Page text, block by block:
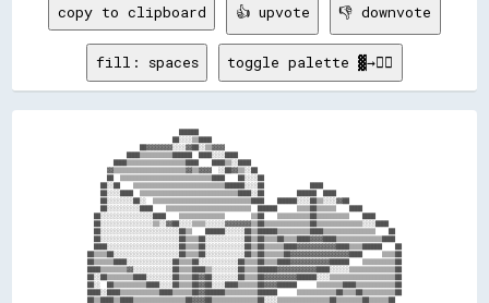
copy to clipboard 👍 upvote 👎 downvote
fill: spaces toggle palette ▓→✊🏽
                            ██████
                          ██░░░░▒▒████
                ██▓▓▓▓▓▓▓▓░░░░▓▓██░░▒▒▓▓▓▓
            ████▒▒▒▒▒▒▒▒▒▒██████  ████░░░░████
        ████▒▒▒▒▒▒▒▒▒▒▒▒▒▒▒▒▒▒████    ████▒▒░░████
      ▓▓▒▒▒▒▒▒▒▒▒▒▒▒▒▒▒▒▒▒▒▒▒▒▓▓▒▒▓▓▓▓  ░░██▓▓▒▒░░██
      ██  ▒▒▒▒▒▒▒▒▒▒▒▒▒▒▒▒▒▒▒▒▒▒▒▒▒▒▒▒████    ██░░░░██
    ██░░██    ▒▒▒▒▒▒▒▒▒▒▒▒▒▒▒▒▒▒▒▒▒▒▒▒▒▒▒▒██████░░░░██              ████
    ██░░░░████  ▒▒▒▒▒▒▒▒▒▒▒▒▒▒▒▒▒▒▒▒▒▒▒▒▒▒▒▒▒▒████░░██          ██████  ████
    ██░░░░░░░░██░░  ▒▒▒▒▒▒▒▒▒▒▒▒▒▒▒▒▒▒▒▒▒▒▒▒▒▒▒▒▒▒████    ██████░░░░██▒▒░░░░▓▓██
    ██░░░░░░░░░░████    ▒▒▒▒▒▒▒▒▒▒▒▒▒▒▒▒▒▒▒▒▒▒▒▒▒▒  ██████      ▒▒▒▒██▒▒▒▒▒▒    ████
  ██░░░░░░░░░░░░░░░░████    ▒▒▒▒▒▒▒▒▒▒▒▒▒▒        ▒▒██    ▒▒▒▒▒▒▒▒▒▒██▒▒▒▒▒▒▒▒▒▒    ████
  ██░░░░░░░░░░░░░░░░▒▒░░▓▓██░░░░▒▒▒▒░░░░░░▓▓▓▓▓▓▓▓▒▒██▒▒▒▒▒▒▒▒▒▒▒▒▒▒██▒▒▒▒▒▒▒▒▒▒▒▒▒▒░░░░████
  ██░░░░░░░░░░░░░░░░░░░░░░░░██▒▒    ██████░░░░░░██▒▒██████▒▒▒▒▒▒▒▒▒▒████▒▒▒▒▒▒▒▒▒▒▒▒▒▒▒▒    ██
  ██░░░░░░░░░░░░░░░░░░░░░░░░██▒▒▒▒██░░░░░░░░░░░░██▒▒██▒▒▒▒██▒▒▒▒████▓▓▓▓████▒▒▒▒▒▒▒▒▒▒▒▒▒▒████
  ████░░░░░░░░░░░░░░░░░░░░░░██▒▒▒▒██░░░░░░░░░░░░██▒▒██▒▒▒▒▒▒████▓▓▓▓▓▓▓▓▓▓▓▓████▒▒▒▒██████    ██
██▒▒▒▒██░░░░░░░░░░░░░░░░░░░░██▒▒▒▒██░░░░░░░░░░░░██▒▒██▒▒▒▒▒▒██▓▓▓▓▓▓▓▓▓▓▓▓▓▓▓▓▓▓████      ▒▒▒▒██
██▒▒▒▒▒▒████░░░░░░░░░░░░░░██▒▒▒▒██░░░░░░░░░░░░██▒▒▒▒██▒▒▒▒████▓▓▓▓▓▓▓▓▓▓▓▓██████    ▒▒▒▒▒▒▒▒▒▒██
████▒▒▒▒▒▒▒▒▓▓░░░░░░░░░░░░██▒▒▒▒████▒▒░░░░░░░░██▒▒▒▒██████▓▓▓▓▓▓▓▓▓▓▓▓████░░░░░░▒▒▒▒▒▒▒▒▒▒▒▒▒▒██
██░░██▒▒▒▒▒▒▒▒████░░░░░░░░██▒▒▒▒██▓▓██░░░░░░░░██▒▒▒▒██▓▓▓▓▓▓▓▓▓▓██████░░░░▒▒▒▒▒▒▒▒▒▒▒▒▒▒▒▒▒▒▒▒██
██░░  ██▒▒▒▒▒▒▒▒▒▒████░░░░██▒▒▒▒██▓▓██░░░░████▒▒▒▒▒▒██▓▓▓▓██████      ▒▒▒▒▒▒▒▒████▒▒▒▒▒▒▒▒▒▒▒▒██
████░░████▒▒▒▒▒▒▒▒▒▒▒▒████▒▒▒▒▒▒██▓▓██████▒▒▒▒▒▒▒▒▒▒██████      ▒▒▒▒▒▒▒▒▒▒▒▒██▒▒▒▒██▒▒▒▒▒▒▒▒▒▒██
██▒▒████▒▒████▒▒▒▒▒▒▒▒▒▒▒▒▒▒▒▒██▓▓▓▓██▒▒▒▒▒▒▒▒▒▒▒▒▒▒██░░░░▒▒▒▒▒▒▒▒▒▒▒▒▒▒▒▒██▒▒▒▒▒▒▒▒██▒▒▒▒▒▒██